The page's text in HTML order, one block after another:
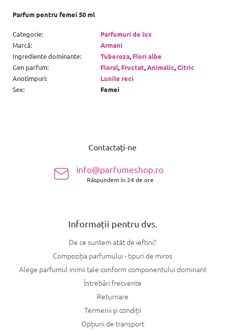
Parfum pentru femei 50 ml
Categorie:
Parfumuri de lux
Marcă:
Armani
Ingrediente dominante: Tuberoza, Flori albe
Gen parfum: Floral, Fructat,Animalic,Citric
Anotimpuri:
Lunile reci
Sex: Femei
Contactați-ne
info@parfumeshop.ro
Răspundem în 24 de ore
Informații pentru dvs.
De ce suntem atât de ieftini?
Compoziția parfumului - tipuri de miros
Alege parfumul inimii tale conform componentului dominant
Întrebări frecvente
Returnare
Termenii și condiții
Opțiuni de transport